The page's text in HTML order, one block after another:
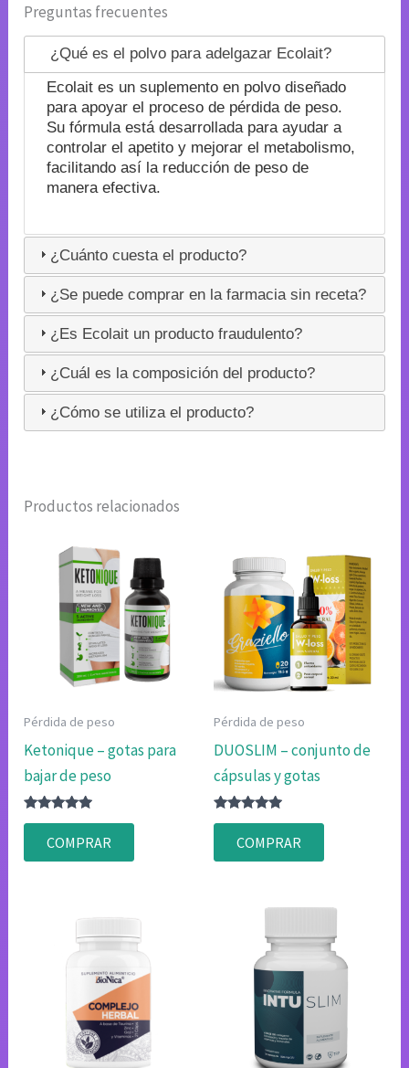
Preguntas frecuentes
¿Qué es el polvo para adelgazar Ecolait?
Ecolait es un suplemento en polvo diseñado
para apoyar el proceso de pérdida de peso.
Su fórmula está desarrollada para ayudar a
controlar el apetito y mejorar el metabolismo,
facilitando así la reducción de peso de
manera efectiva.
¿Cuánto cuesta el producto?
¿Se puede comprar en la farmacia sin receta?
¿Es Ecolait un producto fraudulento?
¿Cuál es la composición del producto?
¿Cómo se utiliza el producto?
Productos relacionados
Pérdida de peso
Ketonique – gotas para
bajar de peso
Valorado
4.75
de 5
COMPRAR
Pérdida de peso
DUOSLIM – conjunto de
cápsulas y gotas
Valorado
4.75
de 5
COMPRAR